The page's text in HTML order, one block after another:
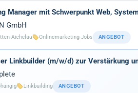
Manager mit Schwerpunkt Web,
GmbH
Aichelau Onlinemarketing-Jobs ANGEBOT
Linkbuilder (m/w/d) zur Verstärkung
Linkbuilding ANGEBOT